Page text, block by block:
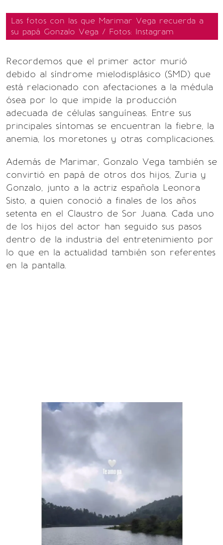
Las fotos con las que Marimar Vega recuerda a
su papá Gonzalo Vega / Fotos: Instagram
Recordemos que el primer actor murió
debido al síndrome mielodisplásico (SMD) que
está relacionado con afectaciones a la médula
ósea por lo que impide la producción
adecuada de células sanguíneas. Entre sus
principales síntomas se encuentran la fiebre, la
anemia, los moretones y otras complicaciones.
Además de Marimar, Gonzalo Vega también se
convirtió en papá de otros dos hijos, Zuria y
Gonzalo, junto a la actriz española Leonora
Sisto, a quien conoció a finales de los años
setenta en el Claustro de Sor Juana. Cada uno
de los hijos del actor han seguido sus pasos
dentro de la industria del entretenimiento por
lo que en la actualidad también son referentes
en la pantalla.